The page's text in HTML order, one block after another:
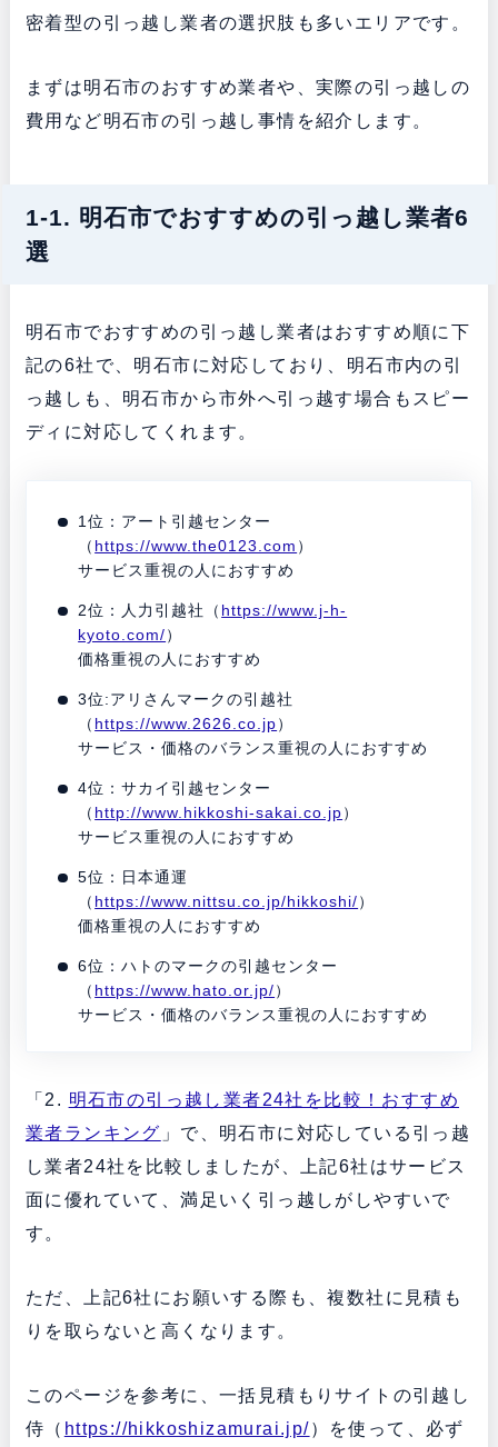
密着型の引っ越し業者の選択肢も多いエリアです。
まずは明石市のおすすめ業者や、実際の引っ越しの
費用など明石市の引っ越し事情を紹介します。
1-1. 明石市でおすすめの引っ越し業者6
選
明石市でおすすめの引っ越し業者はおすすめ順に下
記の6社で、明石市に対応しており、明石市内の引
っ越しも、明石市から市外へ引っ越す場合もスピー
ディに対応してくれます。
1位：アート引越センター
（ https://www.the0123.com ）
サービス重視の人におすすめ
2位：人力引越社（ https://www.j-h-
kyoto.com/）
価格重視の人におすすめ
3位:アリさんマークの引越社
（ https://www.2626.co.jp）
サービス・価格のバランス重視の人におすすめ
4位：サカイ引越センター
（ http://www.hikkoshi-sakai.co.jp）
サービス重視の人におすすめ
5位：日本通運
（ https://www.nittsu.co.jp/hikkoshi/）
価格重視の人におすすめ
6位：ハトのマークの引越センター
（ https://www.hato.or.jp/）
サービス・価格のバランス重視の人におすすめ
「2. 明石市の引っ越し業者24社を比較！おすすめ
業者ランキング 」で、明石市に対応している引っ越
し業者24社を比較しましたが、上記6社はサービス
面に優れていて、満足いく引っ越しがしやすいで
す。
ただ、上記6社にお願いする際も、複数社に見積も
りを取らないと高くなります。
このページを参考に、一括見積もりサイトの引越し
侍（ https://hikkoshizamurai.jp/）を使って、必ず